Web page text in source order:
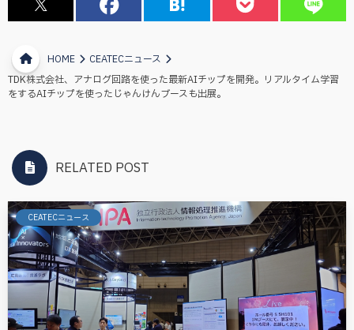
HOME
CEATECニュース
TDK株式会社、アナログ回路を使った最新AIチップを開発。リアルタイム学習
をするAIチップを使ったじゃんけんブースも出展。
RELATED POST
CEATECニュース